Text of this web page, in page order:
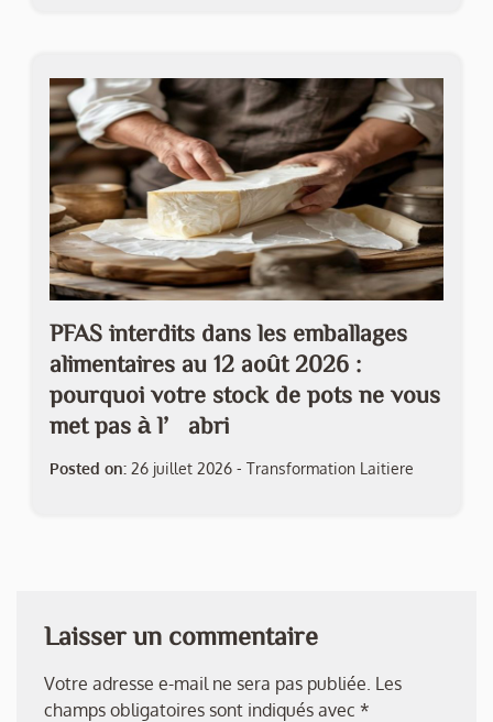
PFAS interdits dans les emballages
alimentaires au 12 août 2026 :
pourquoi votre stock de pots ne vous
met pas à l’abri
Posted on: 26 juillet 2026 - Transformation Laitiere
Laisser un commentaire
Votre adresse e-mail ne sera pas publiée. Les
champs obligatoires sont indiqués avec *